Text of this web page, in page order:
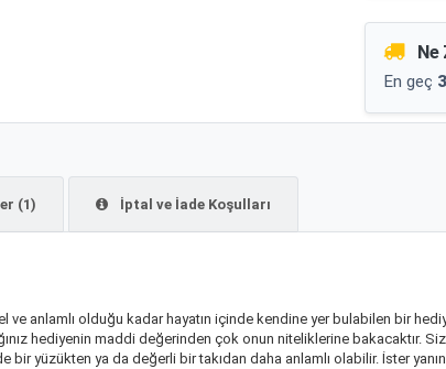
Ne
En geç
(1) İptal ve İade Koşulları
ve anlamlı olduğu kadar hayatın içinde kendine yer bulabilen bir
hediyenin maddi değerinden çok onun niteliklerine bakacaktır.
bir yüzükten ya da değerli bir takıdan daha anlamlı olabilir. İster